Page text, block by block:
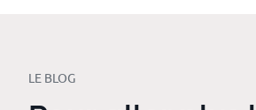
LE BLOG